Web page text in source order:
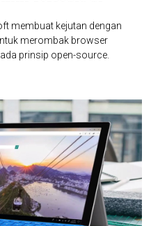
membuat kejutan dengan
merombak browser
prinsip open-source.